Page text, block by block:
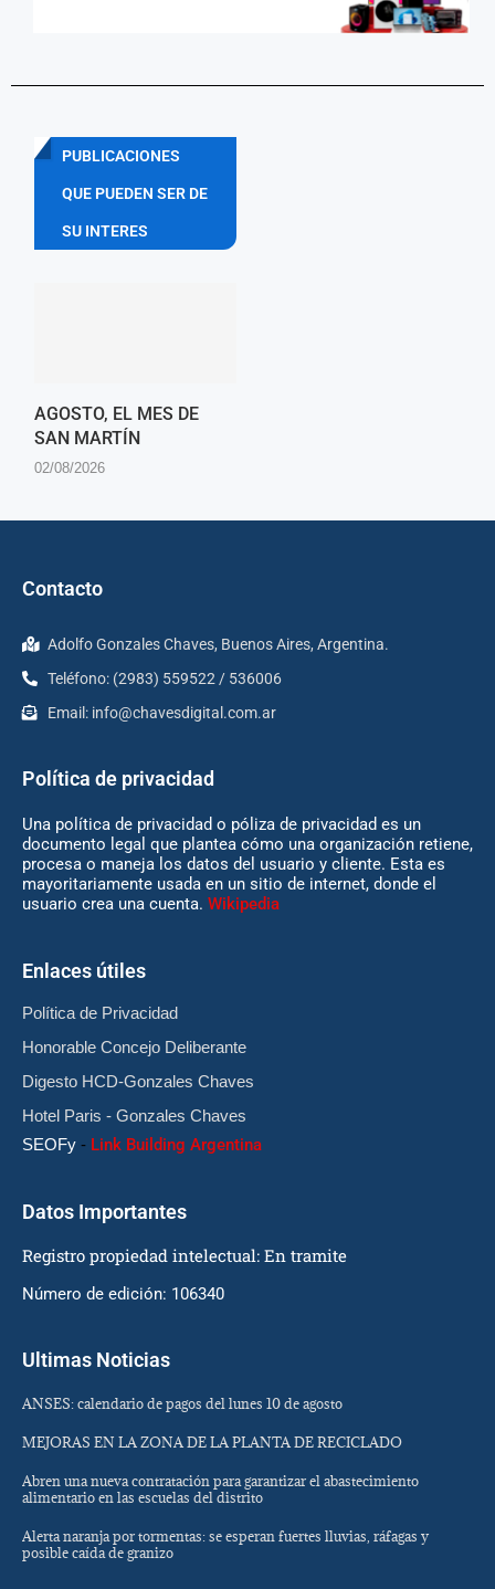
PUBLICACIONES
QUE PUEDEN SER DE
SU INTERES
AGOSTO, EL MES DE
SAN MARTÍN
02/08/2026
Contacto
Adolfo Gonzales Chaves, Buenos Aires, Argentina.
Teléfono: (2983) 559522 / 536006
Email: info@chavesdigital.com.ar
Política de privacidad
Una política de privacidad o póliza de privacidad es un
documento legal que plantea cómo una organización retiene,
procesa o maneja los datos del usuario y cliente. Esta es
mayoritariamente usada en un sitio de internet, donde el
usuario crea una cuenta. Wikipedia
Enlaces útiles
Política de Privacidad
Honorable Concejo Deliberante
Digesto HCD-Gonzales Chaves
Hotel Paris - Gonzales Chaves
SEOFy - Link Building Argentina
Datos Importantes
Registro propiedad intelectual: En tramite
Número de edición: 106340
Ultimas Noticias
ANSES: calendario de pagos del lunes 10 de agosto
MEJORAS EN LA ZONA DE LA PLANTA DE RECICLADO
Abren una nueva contratación para garantizar el abastecimiento
alimentario en las escuelas del distrito
Alerta naranja por tormentas: se esperan fuertes lluvias, ráfagas y
posible caída de granizo